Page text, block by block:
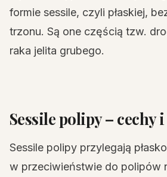
formie sessile, czyli płaskiej,
trzonu. Są one częścią tzw.
raka jelita grubego.
Sessile polipy – cechy
Sessile polipy przylegają
w przeciwieństwie do polipów